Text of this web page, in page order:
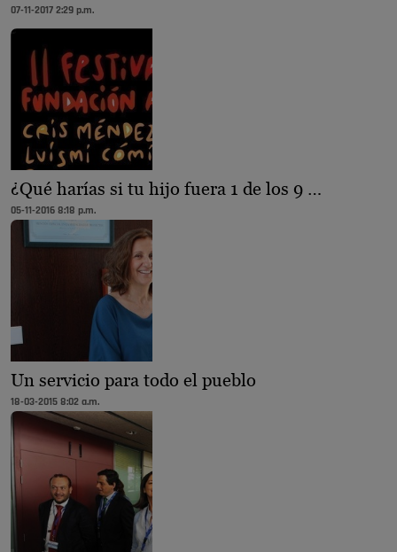
07-11-2017 2:29 p.m.
¿Qué harías si tu hijo fuera 1 de los 9 …
05-11-2016 8:18 p.m.
Un servicio para todo el pueblo
18-03-2015 8:02 a.m.